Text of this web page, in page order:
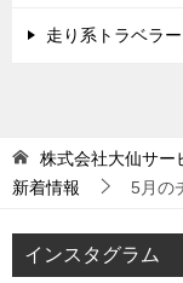
走り系トラベラ
株式会社大仙サー
新着情報
5月の
インスタグラム